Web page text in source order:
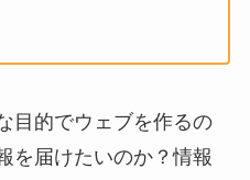
目的でウェブを作るの
を届けたいのか？情報